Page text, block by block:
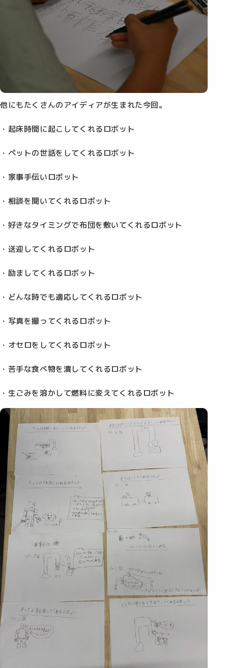
他にもたくさんのアイディアが生まれた今回。
・起床時間に起こしてくれるロボット
・ペットの世話をしてくれるロボット
・家事手伝いロボット
・相談を聞いてくれるロボット
・好きなタイミングで布団を敷いてくれるロボット
・送迎してくれるロボット
・励ましてくれるロボット
・どんな時でも適応してくれるロボット
・写真を撮ってくれるロボット
・オセロをしてくれるロボット
・苦手な食べ物を潰してくれるロボット
・生ごみを溶かして燃料に変えてくれるロボット